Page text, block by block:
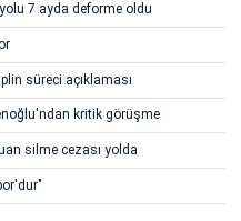
7 ayda deforme oldu
süreci açıklaması
kritik görüşme
silme cezası yolda